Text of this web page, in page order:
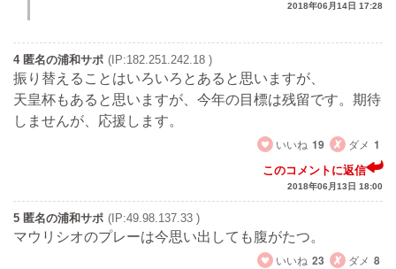
2018年06月14日 17:28
4 匿名の浦和サポ (IP:182.251.242.18 )
振り替えることはいろいろとあると思いますが、
天皇杯もあると思いますが、今年の目標は残留です。期待
しませんが、応援します。
いいね 19 ダメ 1
このコメントに返信
2018年06月13日 18:00
5 匿名の浦和サポ (IP:49.98.137.33 )
マウリシオのプレーは今思い出しても腹がたつ。
いいね 23 ダメ 8